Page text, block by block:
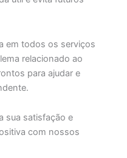
em todos os serviços
relacionado ao
para ajudar e
sua satisfação e
com nossos